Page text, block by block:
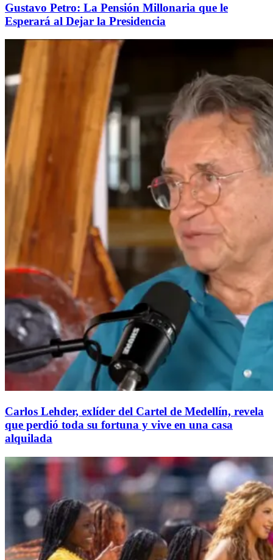
Gustavo Petro: La Pensión Millonaria que le
Esperará al Dejar la Presidencia
Carlos Lehder, exlíder del Cartel de Medellín, revela
que perdió toda su fortuna y vive en una casa
alquilada